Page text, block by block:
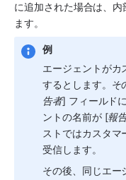
に追加された場合は、
ます。
例
エージェントがカ
するとします。そ
告者] フィールド
ントの名前が [報
ストではカスタマ
受信します。
その後、同じエー